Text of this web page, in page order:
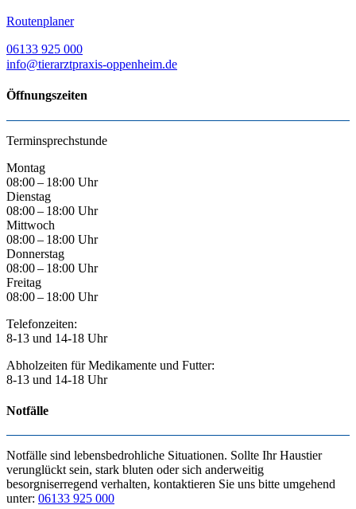
Routenplaner
06133 925 000
info@tierarztpraxis-oppenheim.de
Öffnungszeiten
Terminsprechstunde
Montag
08:00 – 18:00 Uhr
Dienstag
08:00 – 18:00 Uhr
Mittwoch
08:00 – 18:00 Uhr
Donnerstag
08:00 – 18:00 Uhr
Freitag
08:00 – 18:00 Uhr
Telefonzeiten:
8-13 und 14-18 Uhr
Abholzeiten für Medikamente und Futter:
8-13 und 14-18 Uhr
Notfälle
Notfälle sind lebensbedrohliche Situationen. Sollte Ihr Haustier
verunglückt sein, stark bluten oder sich anderweitig
besorgniserregend verhalten, kontaktieren Sie uns bitte umgehend
unter: 06133 925 000